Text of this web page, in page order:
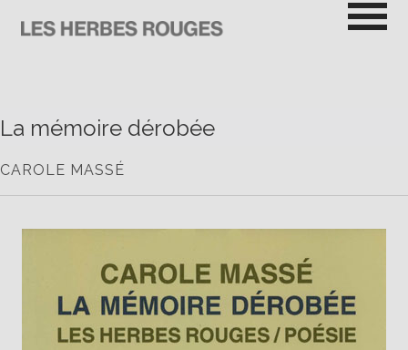
contenu
La mémoire dérobée
CAROLE MASSÉ